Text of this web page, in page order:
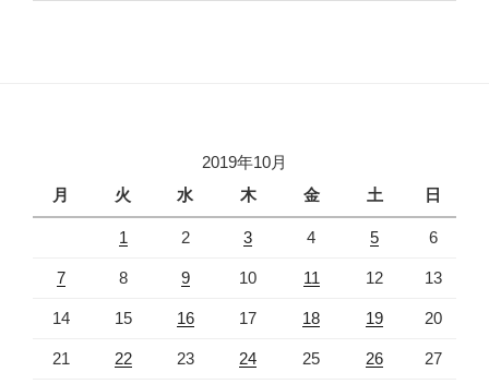
2019年10月
月
火 水 木 金 土 日
1 2 3 4 5 6
7 8 9 10 11 12 13
14 15 16 17 18 19 20
21 22 23 24 25 26 27